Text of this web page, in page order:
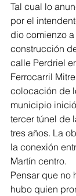
Tal cual lo
por el
dio comienzo
construcción
calle Perdriel
Ferrocarril
colocación de
municipio
tercer túnel de
tres años. La
la conexión
Martín centro.
Pensar que no
hubo quien